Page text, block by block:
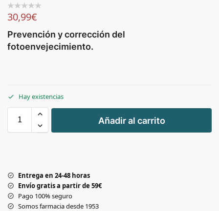
30,99€
Prevención y corrección del
fotoenvejecimiento.
Hay existencias
+
-
Añadir al carrito
Entrega en 24-48 horas
Envío gratis a partir de 59€
Pago 100% seguro
Somos farmacia desde 1953